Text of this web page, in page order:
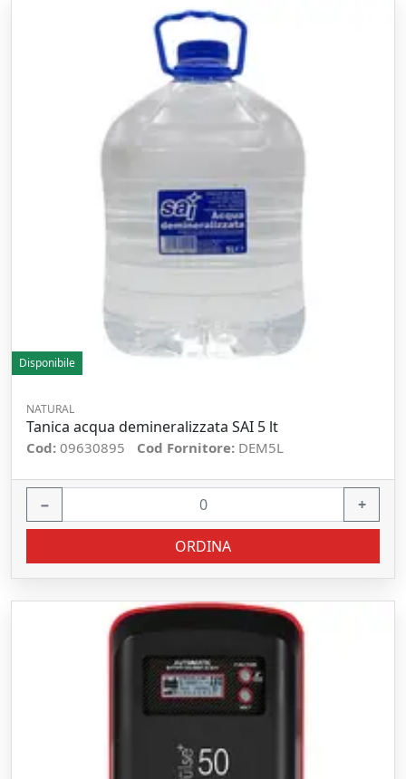
Disponibile
NATURAL
Tanica acqua demineralizzata SAI 5 lt
Cod: 09630895 Cod Fornitore: DEM5L
− +
ORDINA